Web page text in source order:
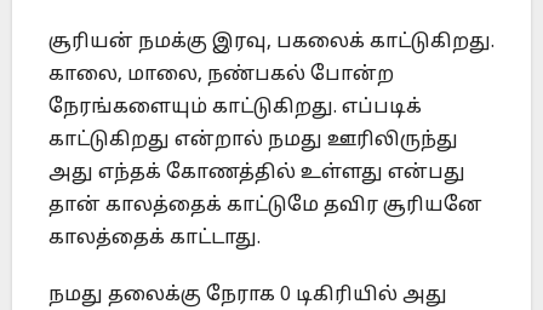
சூரியன் நமக்கு இரவு, பகலைக் காட்டுகிறது.
காலை, மாலை, நண்பகல் போன்ற
நேரங்களையும் காட்டுகிறது. எப்படிக்
காட்டுகிறது என்றால் நமது ஊரிலிருந்து
அது எந்தக் கோணத்தில் உள்ளது என்பது
தான் காலத்தைக் காட்டுமே தவிர சூரியனே
காலத்தைக் காட்டாது.
நமது தலைக்கு நேராக 0 டிகிரியில் அது